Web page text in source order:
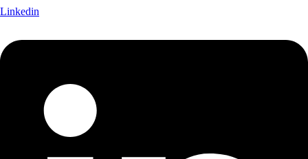
Linkedin